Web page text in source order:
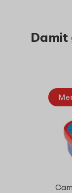
Damit